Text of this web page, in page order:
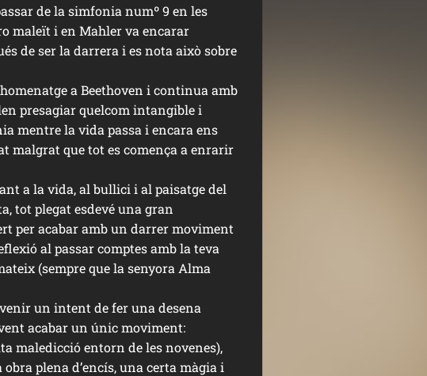
de la simfonia numº 9 en les
maleït i en Mahler va encarar
de ser la darrera i es nota això sobre
a Beethoven i continua amb
presagiar quelcom intangible i
mentre la vida passa i encara ens
malgrat que tot es comença a enrarir
a la vida, al bullici i al paisatge del
tot plegat esdevé una gran
per acabar amb un darrer moviment
al passar comptes amb la teva
(sempre que la senyora Alma
un intent de fer una desena
acabar un únic moviment:
maledicció entorn de les novenes),
plena d’encís, una certa màgia i